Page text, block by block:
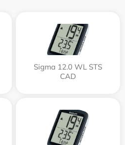
Sigma 12.0 WL STS
CAD